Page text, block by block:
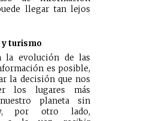
llegar tan lejos
y turismo
la evolución de las
es posible,
la decisión que nos
los lugares más
planeta sin
y, por otro lado,